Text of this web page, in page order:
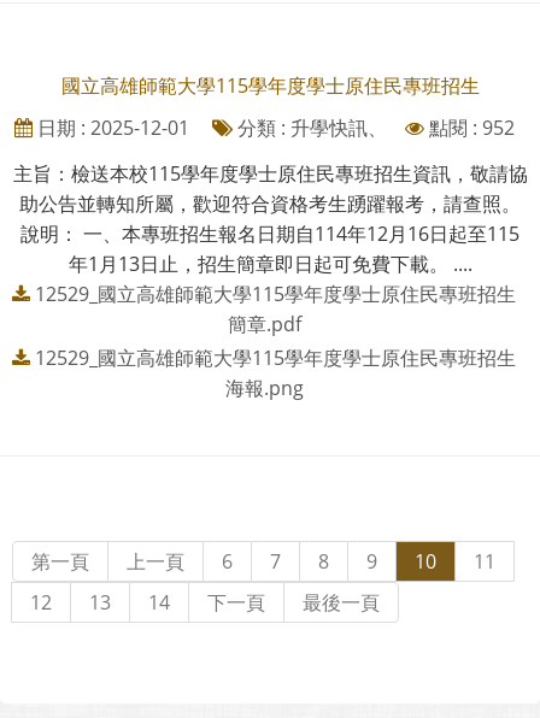
國立高雄師範大學115學年度學士原住民專班招生
日期 : 2025-12-01
分類 : 升學快訊、
點閱 : 952
主旨：檢送本校115學年度學士原住民專班招生資訊，敬請協
助公告並轉知所屬，歡迎符合資格考生踴躍報考，請查照。
說明： 一、本專班招生報名日期自114年12月16日起至115
年1月13日止，招生簡章即日起可免費下載。 ....
12529_國立高雄師範大學115學年度學士原住民專班招生
簡章.pdf
12529_國立高雄師範大學115學年度學士原住民專班招生
海報.png
第一頁 上一頁 6 7 8 9 10
11
12
13 14 下一頁 最後一頁